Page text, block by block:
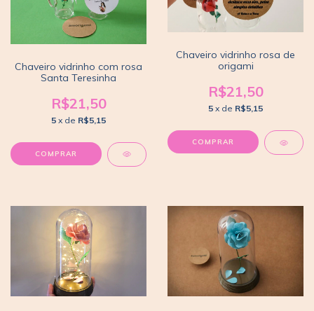
Chaveiro vidrinho com rosa
Santa Teresinha
R$21,50
5 x de R$5,15
COMPRAR
Chaveiro vidrinho rosa de
origami
R$21,50
5 x de R$5,15
COMPRAR